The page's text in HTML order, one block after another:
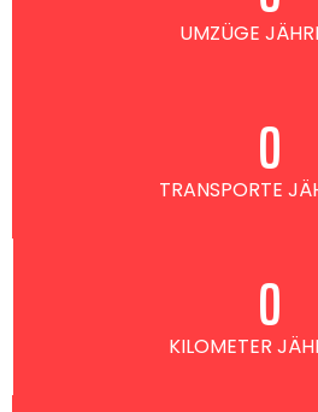
UMZÜGE
TRANSPORTE
0
KILOMETER
0